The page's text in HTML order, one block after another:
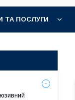
ТА ПОСЛУГИ